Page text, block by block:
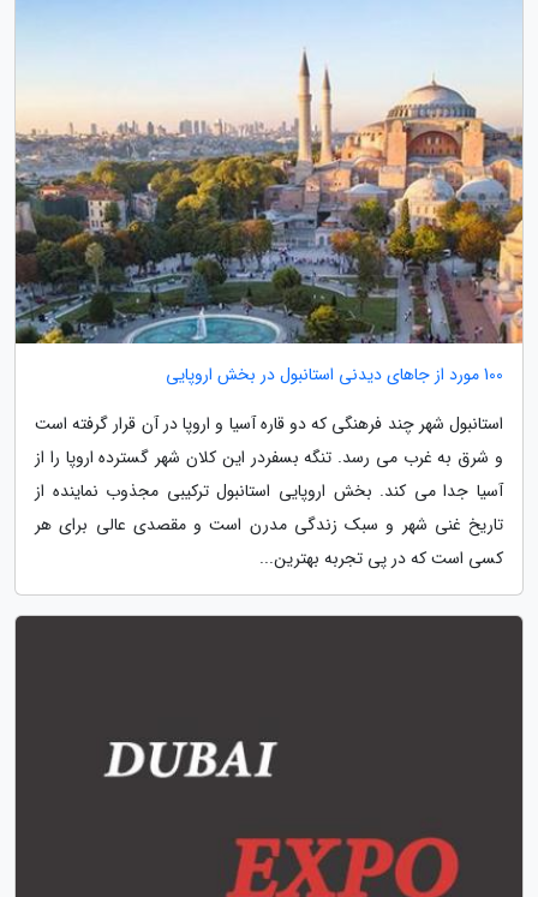
100 مورد از جاهای دیدنی استانبول در بخش اروپایی
استانبول شهر چند فرهنگی که دو قاره آسیا و اروپا در آن قرار گرفته است
و شرق به غرب می رسد. تنگه بسفردر این کلان شهر گسترده اروپا را از
آسیا جدا می کند. بخش اروپایی استانبول ترکیبی مجذوب نماینده از
تاریخ غنی شهر و سبک زندگی مدرن است و مقصدی عالی برای هر
کسی است که در پی تجربه بهترین...